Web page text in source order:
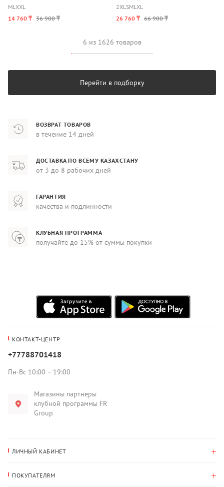
MLXXL
14 760 ₸ 36 900 ₸
2XLSMLXL
26 760 ₸ 66 900 ₸
6 из 1626 товаров
Перейти в подборку
ВОЗВРАТ ТОВАРОВ
в течение 14 дней
ДОСТАВКА ПО ВСЕМУ КАЗАХСТАНУ
от 3 до 8 рабочих дней
ГАРАНТИЯ
качества и подлинности
КЛУБНАЯ ПРОГРАММА
получайте до 15% от суммы покупки
КОНТАКТ-ЦЕНТР
+77788701418
Пн-Вс 10:00 – 19:00
Магазины партнеры
клубной программы FR
Group
ЛИЧНЫЙ КАБИНЕТ
ПОКУПАТЕЛЯМ